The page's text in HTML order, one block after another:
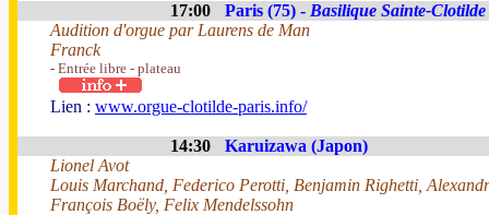
17:00 Paris (75) - Basilique Sainte-Clotilde
Audition d'orgue par Laurens de Man
Franck
- Entrée libre - plateau
Lien : www.orgue-clotilde-paris.info/
14:30
Karuizawa (Japon)
Lionel Avot
Louis Marchand, Federico Perotti, Benjamin Righetti,
François Boëly, Felix Mendelssohn